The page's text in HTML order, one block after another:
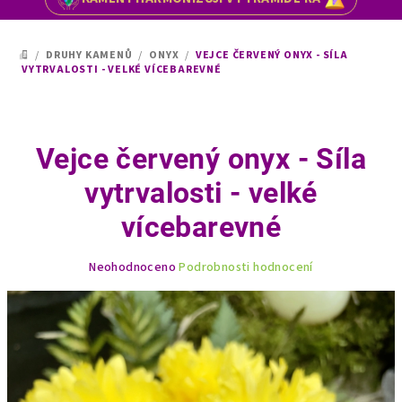
DOMŮ
/ DRUHY KAMENŮ / ONYX / VEJCE ČERVENÝ ONYX - SÍLA
VYTRVALOSTI - VELKÉ VÍCEBAREVNÉ
Vejce červený onyx - Síla
vytrvalosti - velké
vícebarevné
produktu
hvězdiček.
Neohodnoceno Podrobnosti hodnocení